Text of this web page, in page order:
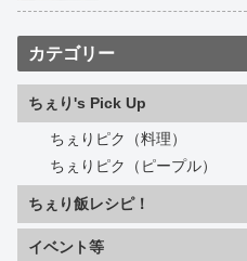
カテゴリー
ちぇり's Pick Up
ちぇりピク（料理）
ちぇりピク（ピープル）
ちぇり飯レシピ！
イベント等